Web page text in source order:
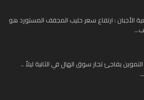
الأجبان : ارتفاع سعر حليب المجفف المستورد هو
التموين يفاجئ تجار سوق الهال في الثانية ليلاً ..